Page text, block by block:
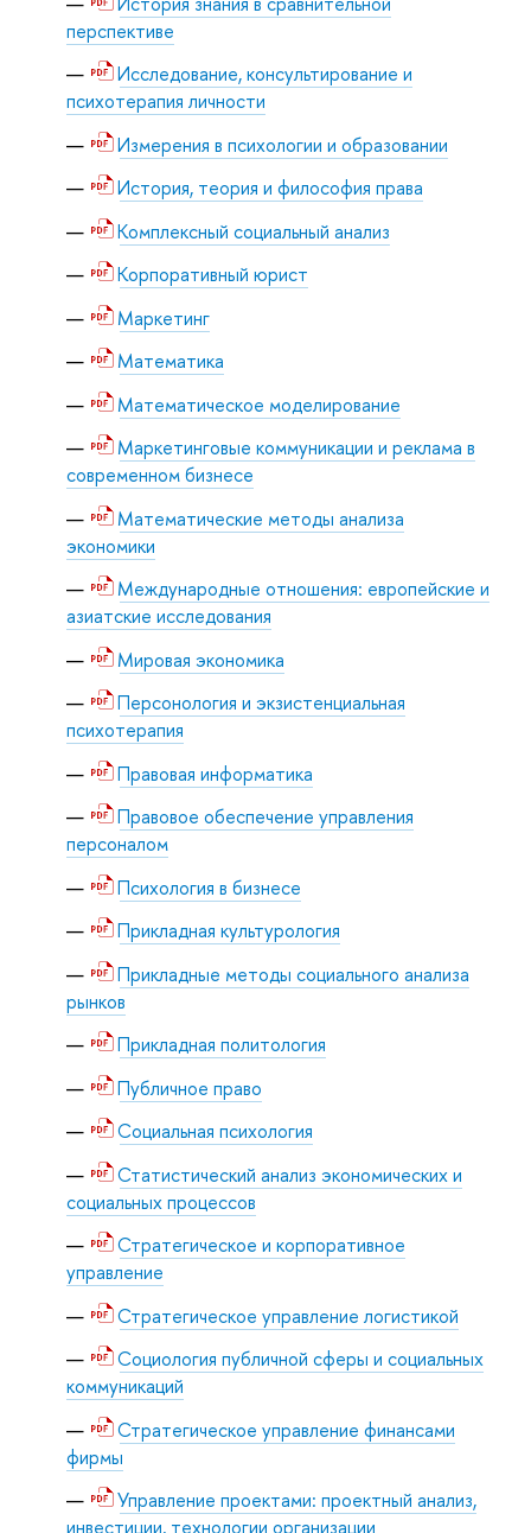
перспективе
Исследование, консультирование и
психотерапия личности
Измерения в психологии и образовании
История, теория и философия права
Комплексный социальный анализ
Корпоративный юрист
Маркетинг
Математика
Математическое моделирование
Маркетинговые коммуникации и реклама в
современном бизнесе
Математические методы анализа
экономики
Международные отношения: европейские и
азиатские исследования
Мировая экономика
Персонология и экзистенциальная
психотерапия
Правовая информатика
Правовое обеспечение управления
персоналом
Психология в бизнесе
Прикладная культурология
Прикладные методы социального анализа
рынков
Прикладная политология
Публичное право
Социальная психология
Статистический анализ экономических и
социальных процессов
Стратегическое и корпоративное
управление
Стратегическое управление логистикой
Социология публичной сферы и социальных
коммуникаций
Стратегическое управление финансами
фирмы
Управление проектами: проектный анализ,
инвестиции, технологии организации